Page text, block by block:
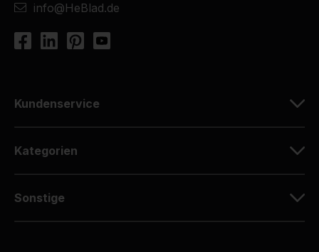
info@HeBlad.de
Kundenservice
Kategorien
Sonstige